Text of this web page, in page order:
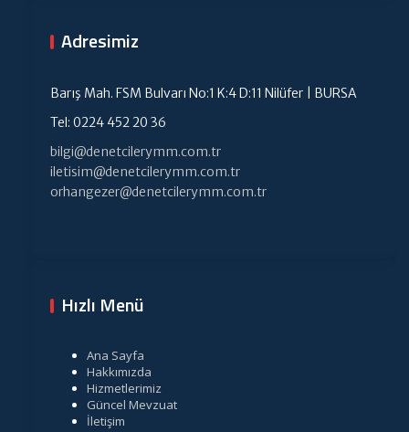
Adresimiz
Barış Mah. FSM Bulvarı No:1 K:4 D:11 Nilüfer | BURSA
Tel: 0224 452 20 36
bilgi@denetcilerymm.com.tr
iletisim@denetcilerymm.com.tr
orhangezer@denetcilerymm.com.tr
Hızlı Menü
Ana Sayfa
Hakkımızda
Hizmetlerimiz
Güncel Mevzuat
İletişim